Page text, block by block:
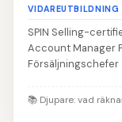
VIDAREUTBILDNING
SPIN Selling-
Account Manager
Försäljningschefer
📚 Djupare: vad